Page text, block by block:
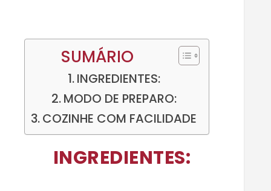
SUMÁRIO
INGREDIENTES:
MODO DE PREPARO:
COZINHE COM FACILIDADE
INGREDIENTES: